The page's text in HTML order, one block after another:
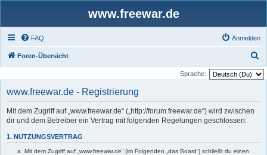
www.freewar.de
FAQ Anmelden
Foren-Übersicht
u
Sprache:
www.freewar.de - Registrierung
Mit dem Zugriff auf „www.freewar.de“ („http://forum.freewar.de“) wird zwischen
dir und dem Betreiber ein Vertrag mit folgenden Regelungen geschlossen:
1. NUTZUNGSVERTRAG
Mit dem Zugriff auf „www.freewar.de“ (im Folgenden „das Board“) schließt du einen